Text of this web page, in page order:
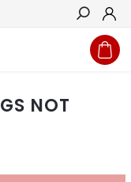
Hledat
NOT